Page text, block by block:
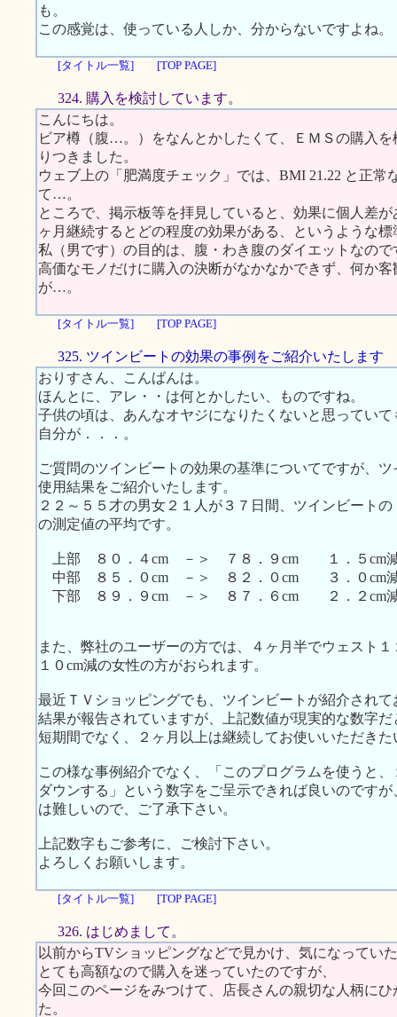
も。
この感覚は、使っている人しか、分からないですよね。
[タイトル一覧] [TOP PAGE]
324. 購入を検討しています。
こんにちは。
ビア樽（腹…。）をなんとかしたくて、ＥＭＳの購入
りつきました。
ウェブ上の「肥満度チェック」では、BMI 21.22 と正
て…。
ところで、掲示板等を拝見していると、効果に個人差
ヶ月継続するとどの程度の効果がある、というような
私（男です）の目的は、腹・わき腹のダイエットなので
高価なモノだけに購入の決断がなかなかできず、何か
が…。
[タイトル一覧] [TOP PAGE]
325. ツインビートの効果の事例をご紹介いたします
おりすさん、こんばんは。
ほんとに、アレ・・は何とかしたい、ものですね。
子供の頃は、あんなオヤジになりたくないと思ってい
自分が．．．。
ご質問のツインビートの効果の基準についてですが、
使用結果をご紹介いたします。
２２～５５才の男女２１人が３７日間、ツインビート
の測定値の平均です。
上部 ８０．４cm －＞ ７８．９cm １．５cm
中部 ８５．０cm －＞ ８２．０cm ３．０cm
下部 ８９．９cm －＞ ８７．６cm ２．２cm
また、弊社のユーザーの方では、４ヶ月半でウェスト
１０cm減の女性の方がおられます。
最近ＴＶショッピングでも、ツインビートが紹介され
結果が報告されていますが、上記数値が現実的な数字だ
短期間でなく、２ヶ月以上は継続してお使いいただき
この様な事例紹介でなく、「このプログラムを使うと
ダウンする」という数字をご呈示できれば良いのです
は難しいので、ご了承下さい。
上記数字もご参考に、ご検討下さい。
よろしくお願いします。
[タイトル一覧] [TOP PAGE]
326. はじめまして。
以前からTVショッピングなどで見かけ、気になってい
とても高額なので購入を迷っていたのですが、
今回このページをみつけて、店長さんの親切な人柄に
た。